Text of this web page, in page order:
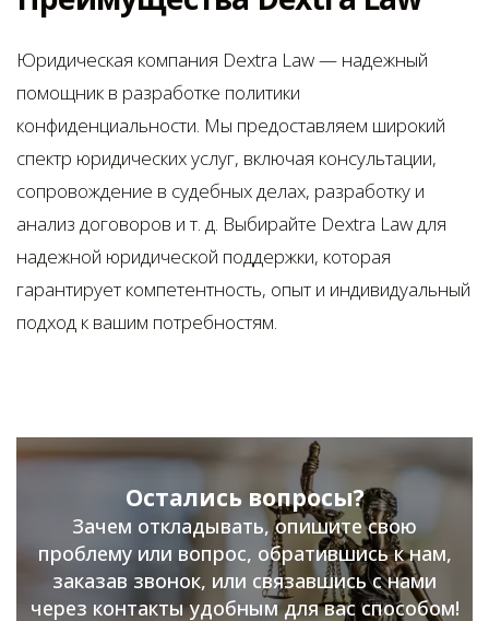
Юридическая компания Dextra Law — надежный
помощник в разработке политики
конфиденциальности. Мы предоставляем широкий
спектр юридических услуг, включая консультации,
сопровождение в судебных делах, разработку и
анализ договоров и т. д. Выбирайте Dextra Law для
надежной юридической поддержки, которая
гарантирует компетентность, опыт и индивидуальный
подход к вашим потребностям.
Остались вопросы?
Зачем откладывать, опишите свою
проблему или вопрос, обратившись к нам,
заказав звонок, или связавшись с нами
через контакты удобным для вас способом!